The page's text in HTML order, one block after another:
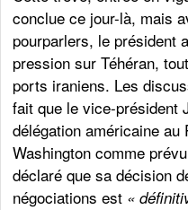
conclue ce jour-là, mais
pourparlers, le président
pression sur Téhéran,
ports iraniens. Les
fait que le vice-président
délégation américaine au
Washington comme
déclaré que sa décision
négociations est «